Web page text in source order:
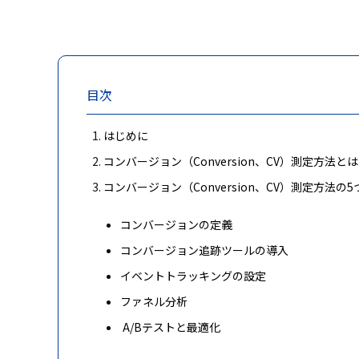
目次
はじめに
コンバージョン（Conversion、CV）測定方法とは
コンバージョン（Conversion、CV）測定方法の5
コンバージョンの定義
コンバージョン追跡ツールの導入
イベントトラッキングの設定
ファネル分析
A/Bテストと最適化